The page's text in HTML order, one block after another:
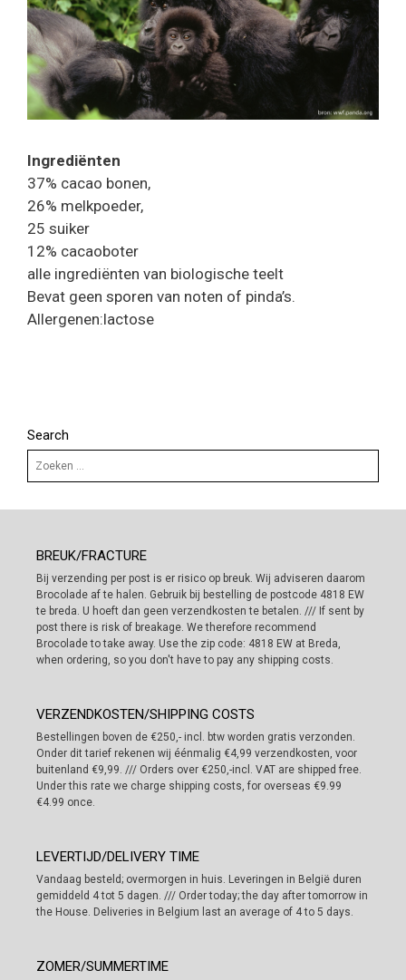
Ingrediënten
37% cacao bonen,
26% melkpoeder,
25 suiker
12% cacaoboter
alle ingrediënten van biologische teelt
Bevat geen sporen van noten of pinda’s.
Allergenen:lactose
Search
naar:
BREUK/FRACTURE
Bij verzending per post is er risico op breuk. Wij adviseren daarom
Brocolade af te halen. Gebruik bij bestelling de postcode 4818 EW
te breda. U hoeft dan geen verzendkosten te betalen. /// If sent by
post there is risk of breakage. We therefore recommend
Brocolade to take away. Use the zip code: 4818 EW at Breda,
when ordering, so you don't have to pay any shipping costs.
VERZENDKOSTEN/SHIPPING COSTS
Bestellingen boven de €250,- incl. btw worden gratis verzonden.
Onder dit tarief rekenen wij éénmalig €4,99 verzendkosten, voor
buitenland €9,99. /// Orders over €250,-incl. VAT are shipped free.
Under this rate we charge shipping costs, for overseas €9.99
€4.99 once.
LEVERTIJD/DELIVERY TIME
Vandaag besteld; overmorgen in huis. Leveringen in België duren
gemiddeld 4 tot 5 dagen. /// Order today; the day after tomorrow in
the House. Deliveries in Belgium last an average of 4 to 5 days.
ZOMER/SUMMERTIME